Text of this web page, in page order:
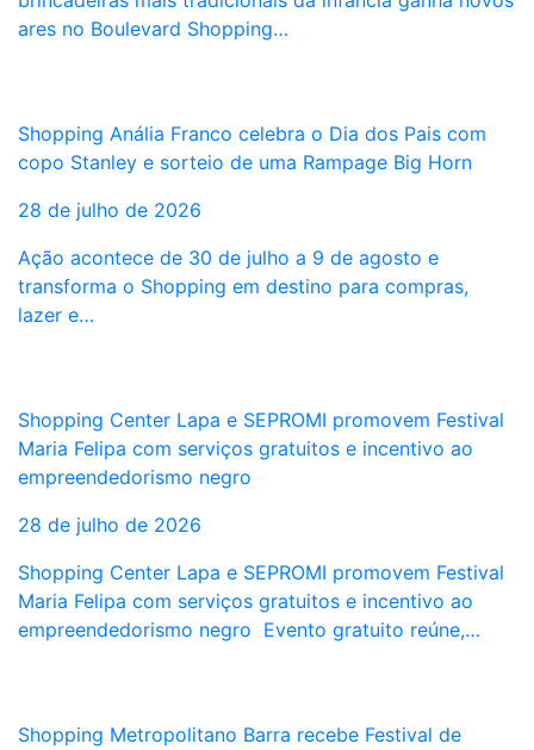
ares no Boulevard Shopping…
Shopping Anália Franco celebra o Dia dos Pais com
copo Stanley e sorteio de uma Rampage Big Horn
28 de julho de 2026
Ação acontece de 30 de julho a 9 de agosto e
transforma o Shopping em destino para compras,
lazer e…
Shopping Center Lapa e SEPROMI promovem Festival
Maria Felipa com serviços gratuitos e incentivo ao
empreendedorismo negro
28 de julho de 2026
Shopping Center Lapa e SEPROMI promovem Festival
Maria Felipa com serviços gratuitos e incentivo ao
empreendedorismo negro Evento gratuito reúne,…
Shopping Metropolitano Barra recebe Festival de